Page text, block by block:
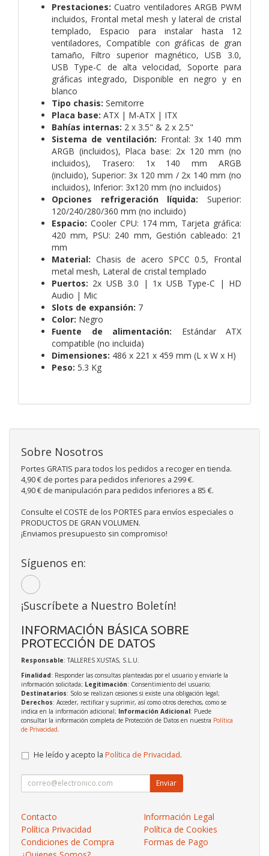
Prestaciones:Cuatro ventiladores ARGB PWM
incluidos, Frontal metal mesh y lateral de cristal
templado, Espacio para instalar hasta 12
ventiladores, Compatible con gráficas de gran
tamaño, Filtro superior magnético, USB 3.0,
USB Type-C de alta velocidad, Soporte para
gráficas integrado, Disponible en negro y en
blanco
Tipo chasis: Semitorre
Placa base: ATX | M-ATX | ITX
Bahías internas: 2 x 3.5" & 2 x 2.5"
Sistema de ventilación: Frontal: 3x 140 mm
ARGB (incluidos), Placa base: 2x 120 mm (no
incluidos), Trasero: 1x 140 mm ARGB
(incluido), Superior: 3x 120 mm / 2x 140 mm (no
incluidos), Inferior: 3x120 mm (no incluidos)
Opciones refrigeración líquida: Superior:
120/240/280/360 mm (no incluido)
Espacio: Cooler CPU: 174 mm, Tarjeta gráfica:
420 mm, PSU: 240 mm, Gestión cableado: 21
mm
Material: Chasis de acero SPCC 0.5, Frontal
metal mesh, Lateral de cristal templado
Puertos: 2x USB 3.0 | 1x USB Type-C | HD
Audio | Mic
Slots de expansión: 7
Color: Negro
Fuente de alimentación:
Estándar ATX
compatible (no incluida)
Dimensiones: 486 x 221 x 459 mm (L x W x H)
Peso: 5.3 Kg
Sobre Nosotros
Portes GRATIS para todos los pedidos a recoger en tienda.
4,90 € de portes para pedidos inferiores a 299 €.
4,90 € de manipulación para pedidos inferiores a 85 €.
Consulte el COSTE de los PORTES para envíos especiales o
PRODUCTOS DE GRAN VOLUMEN.
¡Enviamos presupuesto sin compromiso!
Síguenos en:
¡Suscríbete a Nuestro Boletín!
INFORMACIÓN BÁSICA SOBRE
PROTECCIÓN DE DATOS
Responsable: TALLERES XUSTAS, S.L.U.
Finalidad: Responder las consultas planteadas por el usuario y enviarle la
información solicitada; Legitimación: Consentimiento del usuario;
Destinatarios: Solo se realizan cesiones si existe una obligación legal;
Derechos: Acceder, rectificar y suprimir, así como otros derechos, como se
indica en la información adicional; Información Adicional: Puede
consultar la información completa de Protección de Datos en nuestra Política
de Privacidad
He leído y acepto la Política de Privacidad.
Enviar
Contacto
Información Legal
Política Privacidad
Política de Cookies
Condiciones de Compra
Formas de Pago